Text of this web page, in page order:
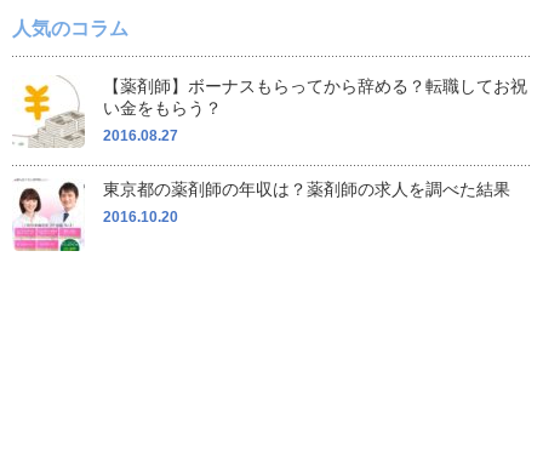
人気のコラム
【薬剤師】ボーナスもらってから辞める？転職してお祝
い金をもらう？
2016.08.27
東京都の薬剤師の年収は？薬剤師の求人を調べた結果
2016.10.20